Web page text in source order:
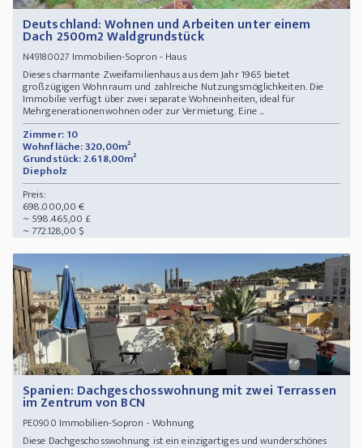
Deutschland: Wohnen und Arbeiten unter einem
Dach 2500m2 Waldgrundstück
N49180027 Immobilien-Sopron - Haus
Dieses charmante Zweifamilienhaus aus dem Jahr 1965 bietet
großzügigen Wohnraum und zahlreiche Nutzungsmöglichkeiten. Die
Immobilie verfügt über zwei separate Wohneinheiten, ideal für
Mehrgenerationenwohnen oder zur Vermietung. Eine ...
Zimmer: 10
Wohnfläche: 320,00m²
Grundstück: 2.618,00m²
Diepholz
Preis:
698.000,00 €
~ 598.465,00 £
~ 772.128,00 $
Spanien: Dachgeschosswohnung mit zwei Terrassen
im Zentrum von BCN
PE0900 Immobilien-Sopron - Wohnung
Diese Dachgeschosswohnung ist ein einzigartiges und wunderschönes